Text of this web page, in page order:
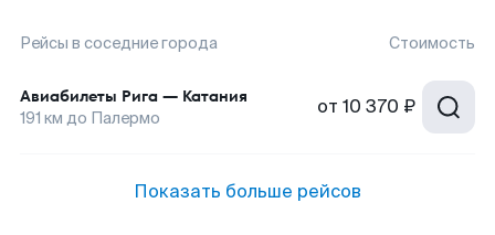
Рейсы в соседние города Стоимость
Авиабилеты Рига — Катания
191 км до Палермо от 10 370 ₽
Показать больше рейсов